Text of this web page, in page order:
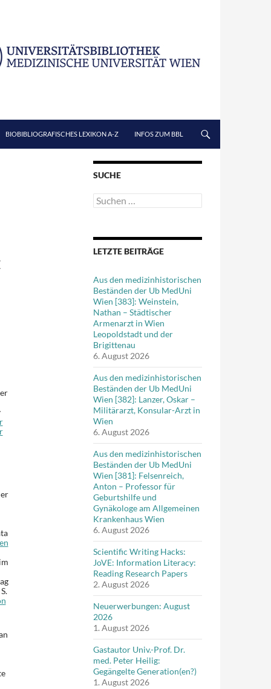
BIOBIBLIOGRAFISCHES LEXIKON A-Z INFOS ZUM BBL
SUCHE
Suchen
nach:
LETZTE BEITRÄGE
Aus den medizinhistorischen
Beständen der Ub MedUni
Wien [383]: Weinstein,
Nathan – Städtischer
Armenarzt in Wien
Leopoldstadt und der
Brigittenau
6. August 2026
Aus den medizinhistorischen
Beständen der Ub MedUni
Wien [382]: Lanzer, Oskar –
Militärarzt, Konsular-Arzt in
Wien
6. August 2026
Aus den medizinhistorischen
Beständen der Ub MedUni
Wien [381]: Felsenreich,
Anton – Professor für
Geburtshilfe und
Gynäkologe am Allgemeinen
Krankenhaus Wien
6. August 2026
Scientific Writing Hacks:
JoVE: Information Literacy:
Reading Research Papers
2. August 2026
Neuerwerbungen: August
2026
1. August 2026
Gastautor Univ.-Prof. Dr.
med. Peter Heilig:
Gegängelte Generation(en?)
1. August 2026